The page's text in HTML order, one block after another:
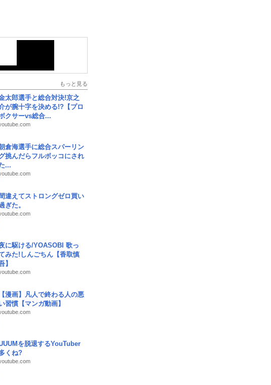
もっと見る
太郎選手と総合対決!京之
が腕十字を決める!?【プロ
クサーvs総合...
倉海選手に総合スパーリン
挑んだらフルボッコにされ
...
間違えてストロングゼロ買い
ぎた。
に駆ける/YOASOBI 歌っ
みた!しんごちん【香取慎
】
【漫画】凡人で終わる人の悪
習慣【マンガ動画】
を脱退するYouTuber
くね?